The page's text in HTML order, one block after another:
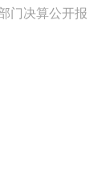
门决算公开报